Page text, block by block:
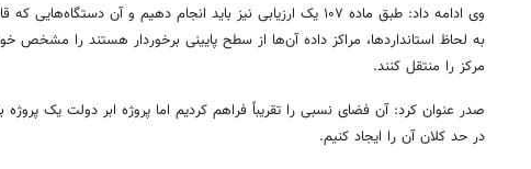
وی ادامه داد: طبق ماده ۱۰۷ یک ارزیابی نیز باید انجام دهیم و آن
به لحاظ استانداردها، مراکز داده آن‌ها از سطح پایینی برخوردار هستند را مشخص
مرکز را منتقل کنند.
صدر عنوان کرد: آن فضای نسبی را تقریباً فراهم کردیم اما پروژه ابر دولت یک
در حد کلان آن را ایجاد کنیم.